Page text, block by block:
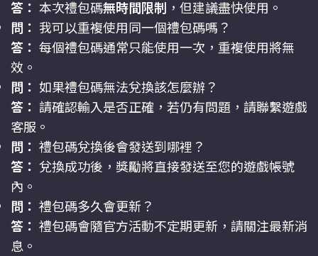
答： 本次禮包碼無時間限制 ，但建議盡快使用。
問： 我可以重複使用同一個禮包碼嗎？
答： 每個禮包碼通常只能使用一次，重複使用將無
效。
問： 如果禮包碼無法兌換該怎麼辦？
答： 請確認輸入是否正確，若仍有問題，請聯繫遊戲
客服。
問： 禮包碼兌換後會發送到哪裡？
答： 兌換成功後，獎勵將直接發送至您的遊戲帳號
內。
問： 禮包碼多久會更新？
答： 禮包碼會隨官方活動不定期更新，請關注最新消
息。